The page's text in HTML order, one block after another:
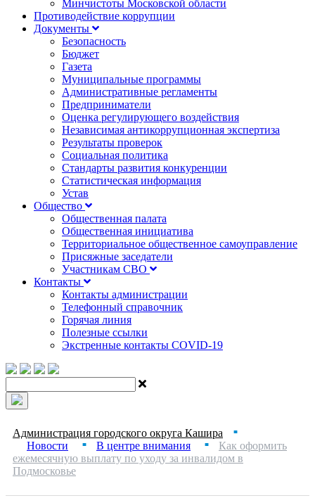
Минчистоты Московской области
Противодействие коррупции
Документы
Безопасность
Бюджет
Газета
Муниципальные программы
Административные регламенты
Предприниматели
Оценка регулирующего воздействия
Независимая антикоррупционная экспертиза
Результаты проверок
Социальная политика
Стандарты развития конкуренции
Статистическая информация
Устав
Общество
Общественная палата
Общественная инициатива
Территориальное общественное самоуправление
Присяжные заседатели
Участникам СВО
Контакты
Контакты администрации
Телефонный справочник
Горячая линия
Полезные ссылки
Экстренные контакты COVID-19
Администрация городского округа Кашира ■
Новости ■ В центре внимания ■
Как оформить
ежемесячную выплату по уходу за инвалидом в
Подмосковье